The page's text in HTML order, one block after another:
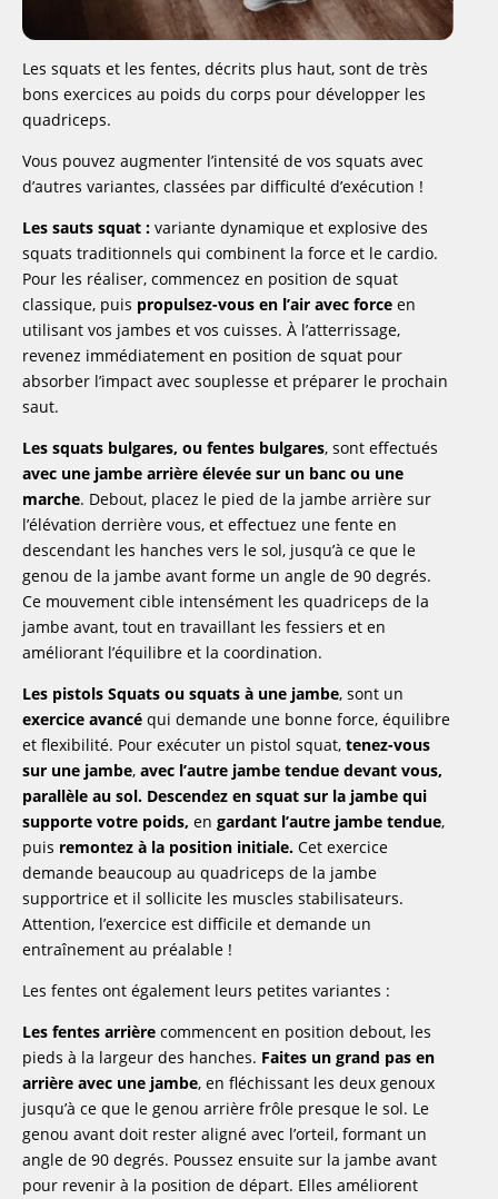
Les squats et les fentes, décrits plus haut, sont de très
bons exercices au poids du corps pour développer les
quadriceps.
Vous pouvez augmenter l’intensité de vos squats avec
d’autres variantes, classées par difficulté d’exécution !
Les sauts squat : variante dynamique et explosive des
squats traditionnels qui combinent la force et le cardio.
Pour les réaliser, commencez en position de squat
classique, puis propulsez-vous en l’air avec force en
utilisant vos jambes et vos cuisses. À l’atterrissage,
revenez immédiatement en position de squat pour
absorber l’impact avec souplesse et préparer le prochain
saut.
Les squats bulgares, ou fentes bulgares, sont effectués
avec une jambe arrière élevée sur un banc ou une
marche. Debout, placez le pied de la jambe arrière sur
l’élévation derrière vous, et effectuez une fente en
descendant les hanches vers le sol, jusqu’à ce que le
genou de la jambe avant forme un angle de 90 degrés.
Ce mouvement cible intensément les quadriceps de la
jambe avant, tout en travaillant les fessiers et en
améliorant l’équilibre et la coordination.
Les pistols Squats ou squats à une jambe, sont un
exercice avancé qui demande une bonne force, équilibre
et flexibilité. Pour exécuter un pistol squat, tenez-vous
sur une jambe, avec l’autre jambe tendue devant vous,
parallèle au sol. Descendez en squat sur la jambe qui
supporte votre poids, en gardant l’autre jambe tendue,
puis remontez à la position initiale. Cet exercice
demande beaucoup au quadriceps de la jambe
supportrice et il sollicite les muscles stabilisateurs.
Attention, l’exercice est difficile et demande un
entraînement au préalable !
Les fentes ont également leurs petites variantes :
Les fentes arrière commencent en position debout, les
pieds à la largeur des hanches. Faites un grand pas en
arrière avec une jambe, en fléchissant les deux genoux
jusqu’à ce que le genou arrière frôle presque le sol. Le
genou avant doit rester aligné avec l’orteil, formant un
angle de 90 degrés. Poussez ensuite sur la jambe avant
pour revenir à la position de départ. Elles améliorent